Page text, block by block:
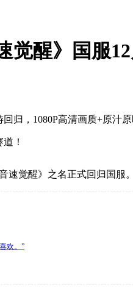
觉醒》国服
归，1080P高清画质+原汁
！
速觉醒》之名正式回归国服。
欢。”